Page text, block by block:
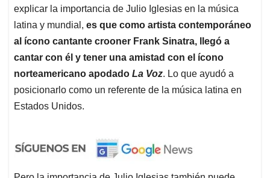
explicar la importancia de Julio Iglesias en la música
latina y mundial, es que como artista contemporáneo
al ícono cantante crooner Frank Sinatra, llegó a
cantar con él y tener una amistad con el ícono
norteamericano apodado La Voz. Lo que ayudó a
posicionarlo como un referente de la música latina en
Estados Unidos.